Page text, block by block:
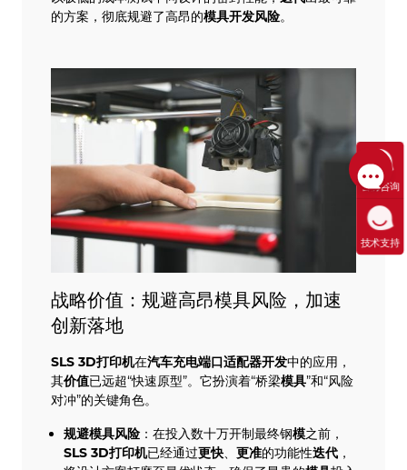
的方案，彻底规避了高昂的模具开发风险。
战略价值：规避高昂模具风险，加速
创新落地
SLS 3D打印机在汽车充电端口适配器开发中的应用，
其价值已远超“快速原型”。它扮演着“桥梁模具”和“风险
对冲”的关键角色。
规避模具风险 ：在投入数十万开制最终钢模之前，
SLS 3D打印机已经通过更快、 更准的功能性迭代 ，
售前咨询
技术支持